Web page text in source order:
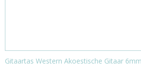
Gitaartas Western Akoestische Gitaar